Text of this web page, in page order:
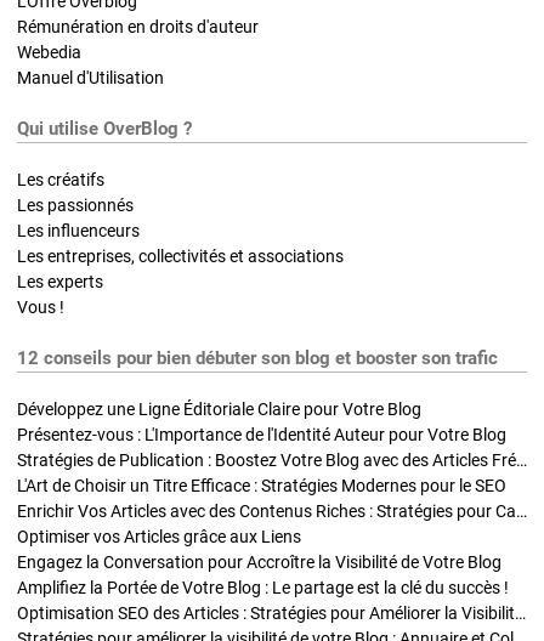
Rémunération en droits d'auteur
Webedia
Manuel d'Utilisation
Qui utilise OverBlog ?
Les créatifs
Les passionnés
Les influenceurs
Les entreprises, collectivités et associations
Les experts
Vous !
12 conseils pour bien débuter son blog et booster son trafic
Développez une Ligne Éditoriale Claire pour Votre Blog
Présentez-vous : L'Importance de l'Identité Auteur pour Votre Blog
Stratégies de Publication : Boostez Votre Blog avec des Articles Fréquents et Exclusifs
L'Art de Choisir un Titre Efficace : Stratégies Modernes pour le SEO
Enrichir Vos Articles avec des Contenus Riches : Stratégies pour Captiver et Optimiser
Optimiser vos Articles grâce aux Liens
Engagez la Conversation pour Accroître la Visibilité de Votre Blog
Amplifiez la Portée de Votre Blog : Le partage est la clé du succès !
Optimisation SEO des Articles : Stratégies pour Améliorer la Visibilité de Votre Blog